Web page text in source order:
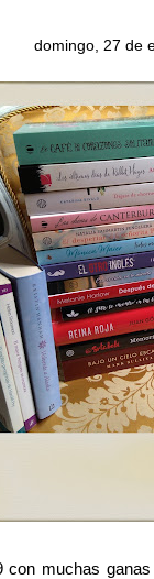
domingo, 27 de
con muchas